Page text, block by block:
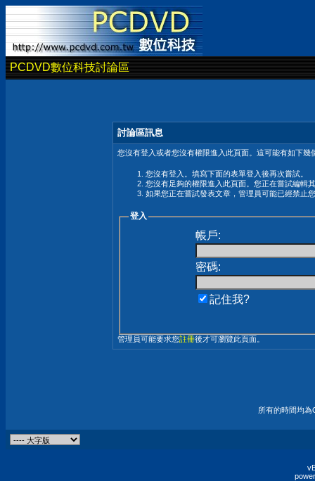
PCDVD數位科技討論區
討論區訊息
您沒有登入或者您沒有權限進入此頁面。這可能有如下幾
您沒有登入。填寫下面的表單登入後再次嘗試。
您沒有足夠的權限進入此頁面。您正在嘗試編輯
如果您正在嘗試發表文章，管理員可能已經禁止
登入
帳戶:
密碼:
記住我?
管理員可能要求您註冊後才可瀏覽此頁面。
所有的時間均為